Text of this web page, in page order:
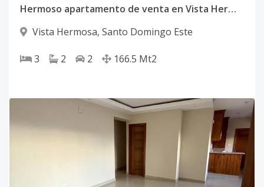
Hermoso apartamento de venta en Vista Hermosa Santo Domingo Este
Vista Hermosa, Santo Domingo Este
3 2 2 166.5 Mt2